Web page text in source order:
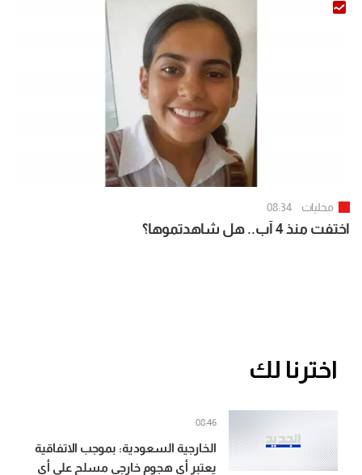
محليات 08:34
اختفت منذ 4 آب.. هل شاهدتموها؟
اخترنا لك
الخارجية السعودية: بموجب الاتفاقية
يعتبر أي هجوم خارجي مسلح على أي
08:46